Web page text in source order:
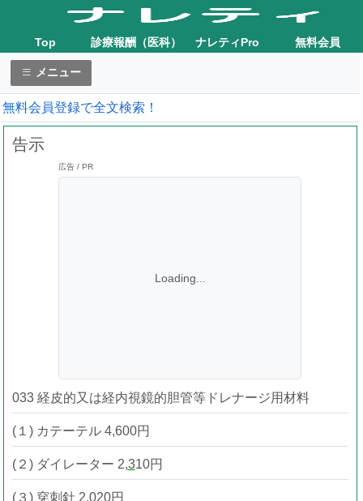
Top 診療報酬（医科） ナレティPro 無料会員
メニュー
無料会員登録で全文検索！
告示
広告 / PR
Loading...
033 経皮的又は経内視鏡的胆管等ドレナージ用材料
(１) カテーテル 4,600円
(２) ダイレーター 2,310円
(３) 穿刺針 2,020円